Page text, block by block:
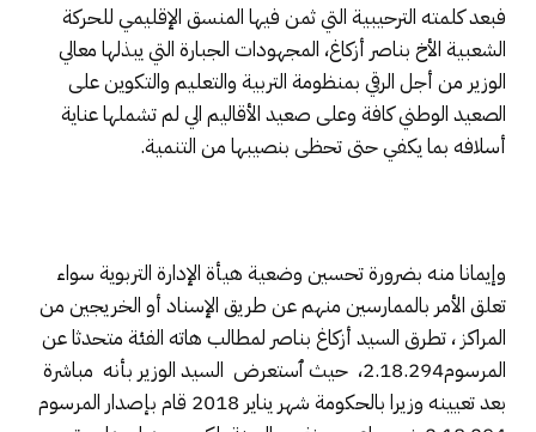
فبعد كلمته الترحيبية التي ثمن فيها المنسق الإقليمي للحركة
الشعبية الأخ بناصر أزكاغ، المجهودات الجبارة التي يبذلها معالي
الوزير من أجل الرقي بمنظومة التربية والتعليم والتكوين على
الصعيد الوطني كافة وعلى صعيد الأقاليم الي لم تشملها عناية
أسلافه بما يكفي حتى تحظى بنصيبها من التنمية.
وإيمانا منه بضرورة تحسين وضعية هيأة الإدارة التربوية سواء
تعلق الأمر بالممارسين منهم عن طريق الإسناد أو الخريجين من
المراكز ، تطرق السيد أزكاغ بناصر لمطالب هاته الفئة متحدثا عن
المرسوم2.18.294، حيث ٱستعرض السيد الوزير بأنه مباشرة
بعد تعيينه وزيرا بالحكومة شهر يناير 2018 قام بإصدار المرسوم